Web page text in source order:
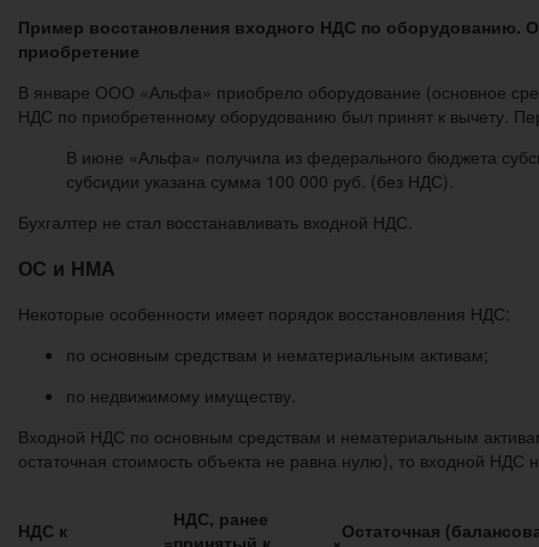
Пример восстановления входного НДС по оборудованию.
приобретение
В январе ООО «Альфа» приобрело оборудование (основное
НДС по приобретенному оборудованию был принят к вычету.
В июне «Альфа» получила из федерального бюджета
субсидии указана сумма 100 000 руб. (без НДС).
Бухгалтер не стал восстанавливать входной НДС.
ОС и НМА
Некоторые особенности имеет порядок восстановления НДС:
по основным средствам и нематериальным активам;
по недвижимому имуществу.
Входной НДС по основным средствам и нематериальным
остаточная стоимость объекта не равна нулю), то входной
НДС к
НДС, ранее
Остаточная